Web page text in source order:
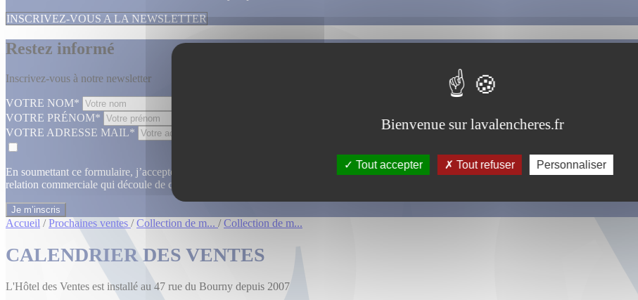
INSCRIVEZ-VOUS A LA NEWSLETTER
Restez informé
Inscrivez-vous à notre newsletter
VOTRE NOM*
VOTRE PRÉNOM*
VOTRE ADRESSE MAIL*
En soumettant ce formulaire, j’accepte que les informations saisies dans ce formulaire soient utilisées, exploitées, traitées pour permettre de
relation commerciale qui découle de cette demande.
Accueil / Prochaines ventes / Collection de m... / Collection de m...
CALENDRIER DES VENTES
L'Hôtel des Ventes est installé au 47 rue du Bourny depuis 2007
Bienvenue sur lavalencheres.fr
Tout accepter Tout refuser Personnaliser